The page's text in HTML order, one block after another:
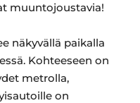
muuntojoustavia!
näkyvällä paikalla
Kohteeseen on
metrolla,
on